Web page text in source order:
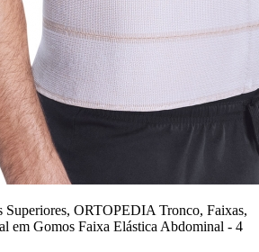
ORTOPEDIA Tronco, Faixas,
em Gomos Faixa Elástica Abdominal - 4